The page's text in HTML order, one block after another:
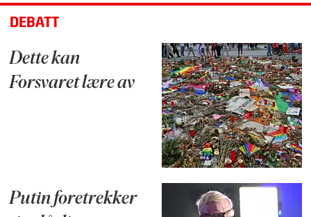
DEBATT
Dette kan
Forsvaret lære av
Putin foretrekker